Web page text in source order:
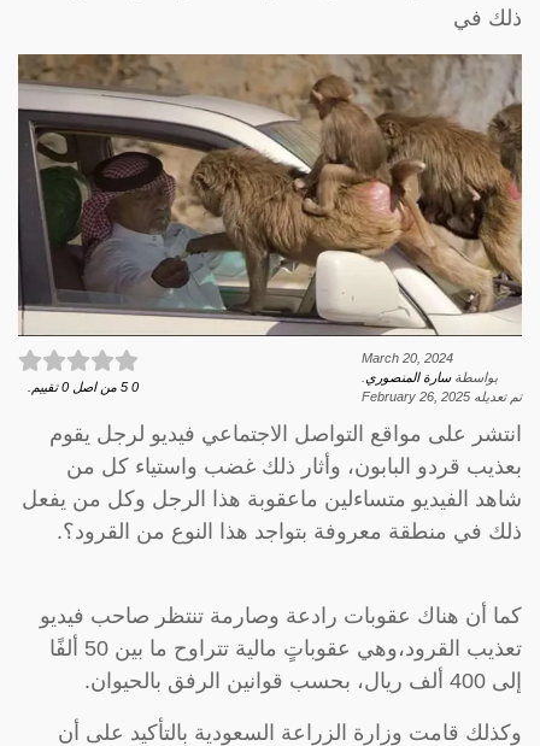
ذلك في
March 20, 2024
بواسطةسارة المنصوري
تم تعديله February 26, 2025
0
5 من اصل 0 تقييم.
انتشر على مواقع التواصل الاجتماعي فيديو لرجل يقوم
بعذيب قردو البابون، وأثار ذلك غضب واستياء كل من
شاهد الفيديو متساءلين ماعقوبة هذا الرجل وكل من يفعل
ذلك في منطقة معروفة بتواجد هذا النوع من القرود؟.
كما أن هناك عقوبات رادعة وصارمة تنتظر صاحب فيديو
تعذيب القرود،وهي عقوباتٍ مالية تتراوح ما بين 50 ألفًا
إلى 400 ألف ريال، بحسب قوانين الرفق بالحيوان.
وكذلك قامت وزارة الزراعة السعودية بالتأكيد على أن